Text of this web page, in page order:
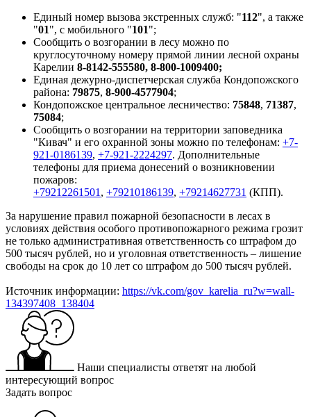
Единый номер вызова экстренных служб: "112", а также
"01", с мобильного "101";
Сообщить о возгорании в лесу можно по
круглосуточному номеру прямой линии лесной охраны
Карелии 8-8142-555580, 8-800-1009400;
Единая дежурно-диспетчерская служба Кондопожского
района: 79875, 8-900-4577904;
Кондопожское центральное лесничество: 75848, 71387,
75084;
Сообщить о возгорании на территории заповедника
"Кивач" и его охранной зоны можно по телефонам: +7-
921-0186139, +7-921-2224297. Дополнительные
телефоны для приема донесений о возникновении
пожаров:
+79212261501 , +79210186139, +79214627731 (КПП).
За нарушение правил пожарной безопасности в лесах в
условиях действия особого противопожарного режима грозит
не только административная ответственность со штрафом до
500 тысяч рублей, но и уголовная ответственность – лишение
свободы на срок до 10 лет со штрафом до 500 тысяч рублей.
Источник информации: https://vk.com/gov_karelia_ru?w=wall-
134397408_138404
Наши специалисты ответят на любой
интересующий вопрос
Задать вопрос